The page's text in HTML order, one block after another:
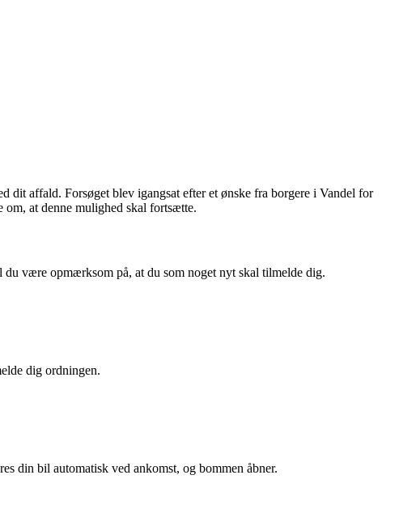
affald. Forsøget blev igangsat efter et ønske fra borgere i Vandel for
at denne mulighed skal fortsætte.
være opmærksom på, at du som noget nyt skal tilmelde dig.
dig ordningen.
din bil automatisk ved ankomst, og bommen åbner.